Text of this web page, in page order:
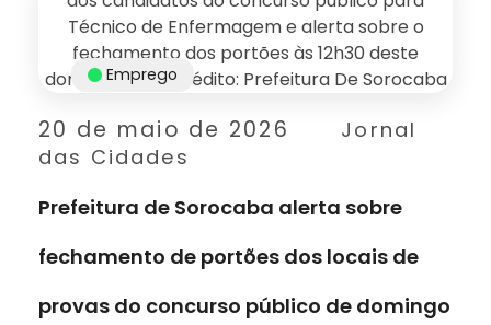
20 de maio de 2026
Jornal
das Cidades
Emprego
Prefeitura de Sorocaba alerta sobre
fechamento de portões dos locais de
provas do concurso público de domingo